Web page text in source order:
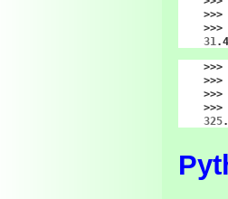
>>>
>>>
31
>>>
>>>
>>>
>>>
325